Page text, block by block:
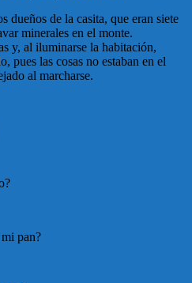
dueños de la casita, que eran siete
minerales en el monte.
y, al iluminarse la habitación,
pues las cosas no estaban en el
al marcharse.
pan?